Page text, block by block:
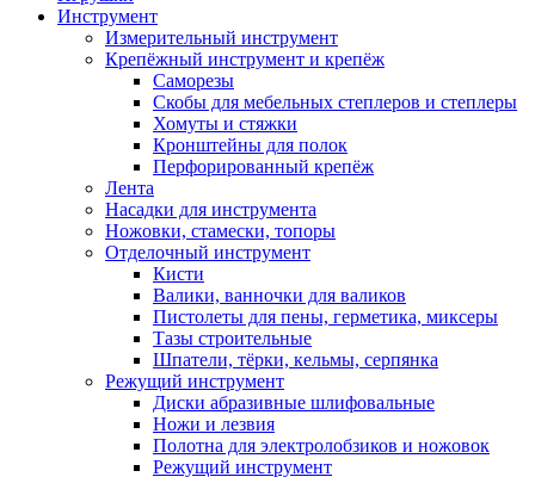
Инструмент
Измерительный инструмент
Крепёжный инструмент и крепёж
Саморезы
Скобы для мебельных степлеров и степлеры
Хомуты и стяжки
Кронштейны для полок
Перфорированный крепёж
Лента
Насадки для инструмента
Ножовки, стамески, топоры
Отделочный инструмент
Кисти
Валики, ванночки для валиков
Пистолеты для пены, герметика, миксеры
Тазы строительные
Шпатели, тёрки, кельмы, серпянка
Режущий инструмент
Диски абразивные шлифовальные
Ножи и лезвия
Полотна для электролобзиков и ножовок
Режущий инструмент